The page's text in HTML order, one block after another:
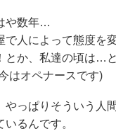
や数年…
人によって態度を
か、私達の頃は…
はオペナースです)
っぱりそういう人
るんです。